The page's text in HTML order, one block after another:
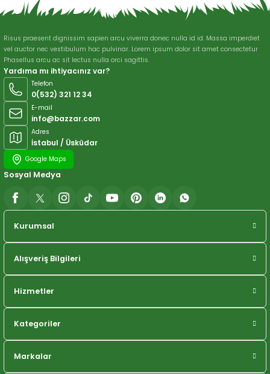
Gönder
Risus praesent dignissim sapien arcu viverra donec nulla id id. Massa imperdiet
vel auctor nec vestibulum hac pulvinar. Lorem ipsum dolor sit amet consectetur
Phasellus arcu ac sit lectus nulla orci sagittis.
Yardıma mı ihtiyacınız var?
Telefon
0(532) 321 12 34
E-mail
info@bazzar.com
Adres
İstabul / Üsküdar
Google Maps
Kurumsal
Alışveriş Bilgileri
Hizmetler
Kategoriler
Markalar
Sosyal Medya